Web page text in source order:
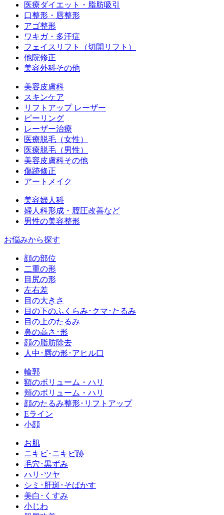
医療ダイエット・脂肪吸引
口整形・唇整形
アゴ整形
ワキガ・多汗症
フェイスリフト（切開リフト）
他院修正
美容外科その他
美容皮膚科
スキンケア
リフトアップ レーザー
ピーリング
レーザー治療
医療脱毛（女性）
医療脱毛（男性）
美容皮膚科その他
傷跡修正
アートメイク
美容婦人科
婦人科形成・膣圧改善など
男性の美容整形
お悩みから探す
顔の部位
二重の形
目尻の形
左右差
目の大きさ
目の下のふくらみ･クマ･たるみ
目の上のたるみ
鼻の高さ･形
顔の脂肪除去
人中･唇の形･アヒル口
輪郭
額のボリューム・ハリ
頬のボリューム・ハリ
顔のたるみ整形･リフトアップ
Eライン
小顔
お肌
ニキビ･ニキビ跡
毛穴･黒ずみ
ハリ･ツヤ
シミ･肝斑･そばかす
美白･くすみ
小じわ